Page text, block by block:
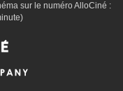
sur le numéro AlloCiné :